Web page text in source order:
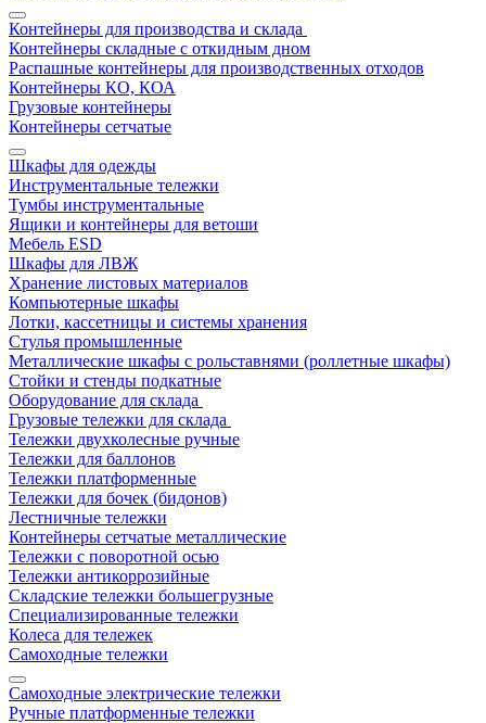
Контейнеры для производства и склада
Контейнеры складные с откидным дном
Распашные контейнеры для производственных отходов
Контейнеры КО, КОА
Грузовые контейнеры
Контейнеры сетчатые
Шкафы для одежды
Инструментальные тележки
Тумбы инструментальные
Ящики и контейнеры для ветоши
Мебель ESD
Шкафы для ЛВЖ
Хранение листовых материалов
Компьютерные шкафы
Лотки, кассетницы и системы хранения
Стулья промышленные
Металлические шкафы с рольставнями (роллетные шкафы)
Стойки и стенды подкатные
Оборудование для склада
Грузовые тележки для склада
Тележки двухколесные ручные
Тележки для баллонов
Тележки платформенные
Тележки для бочек (бидонов)
Лестничные тележки
Контейнеры сетчатые металлические
Тележки с поворотной осью
Тележки антикоррозийные
Складские тележки большегрузные
Специализированные тележки
Колеса для тележек
Самоходные тележки
Самоходные электрические тележки
Ручные платформенные тележки